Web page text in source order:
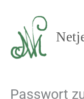
springen
Passwort